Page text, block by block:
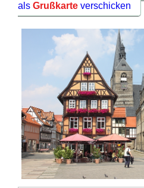
alsGrußkarte verschicken